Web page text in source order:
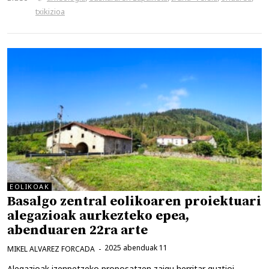
txikizioa
EOLIKOAK
Basalgo zentral eolikoaren proiektuari
alegazioak aurkezteko epea,
abenduaren 22ra arte
2025 abenduak 11
MIKEL ALVAREZ FORCADA